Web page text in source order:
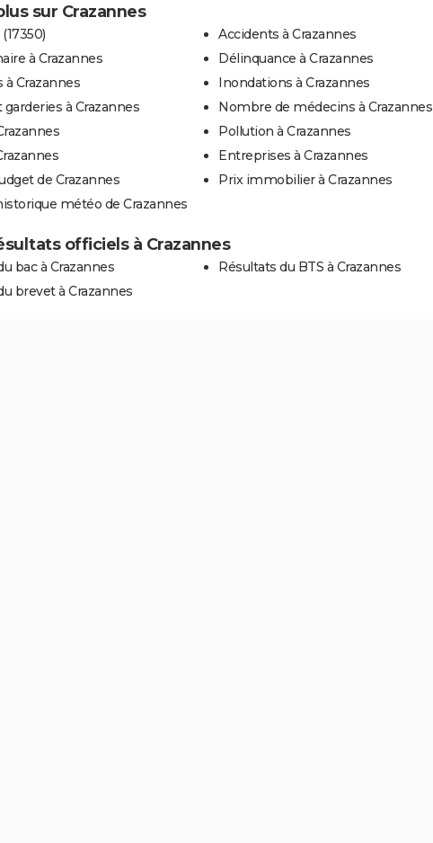
sur Crazannes
à Crazannes
Crazannes
à Crazannes
de Crazannes
météo de Crazannes
Accidents à Crazannes
Délinquance à Crazannes
Inondations à Crazannes
Nombre de médecins à Crazannes
Pollution à Crazannes
Entreprises à Crazannes
Prix immobilier à Crazannes
officiels à Crazannes
bac à Crazannes
brevet à Crazannes
Résultats du BTS à Crazannes